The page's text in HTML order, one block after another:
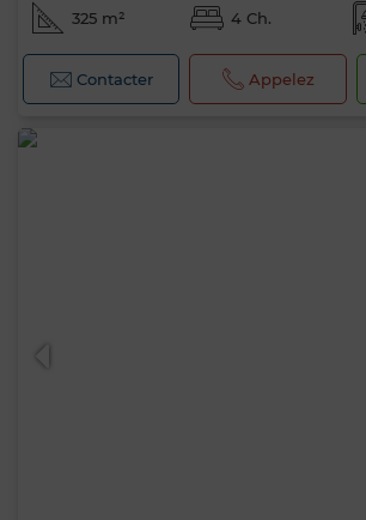
325 m² 4 Ch.
Contacter Appelez